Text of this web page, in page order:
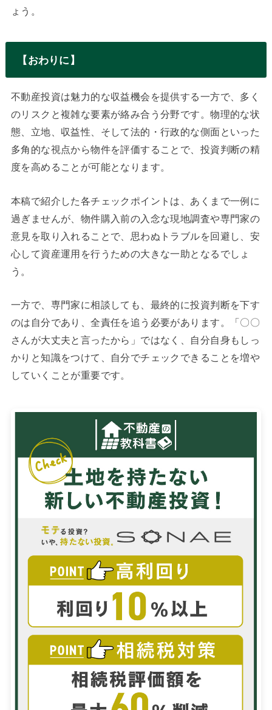
ょう。
【おわりに】
不動産投資は魅力的な収益機会を提供する一方で、多く
のリスクと複雑な要素が絡み合う分野です。物理的な状
態、立地、収益性、そして法的・行政的な側面といった
多角的な視点から物件を評価することで、投資判断の精
度を高めることが可能となります。
本稿で紹介した各チェックポイントは、あくまで一例に
過ぎませんが、物件購入前の入念な現地調査や専門家の
意見を取り入れることで、思わぬトラブルを回避し、安
心して資産運用を行うための大きな一助となるでしょ
う。
一方で、専門家に相談しても、最終的に投資判断を下す
のは自分であり、全責任を追う必要があります。「〇〇
さんが大丈夫と言ったから」ではなく、自分自身もしっ
かりと知識をつけて、自分でチェックできることを増や
していくことが重要です。